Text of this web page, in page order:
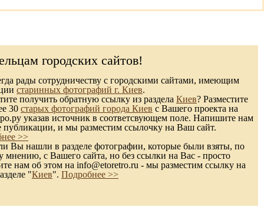
городских сайтов!
рады сотрудничеству с городскими сайтами, имеющим
старинных фотографий г. Киев.
получить обратную ссылку из раздела Киев? Разместите
30 старых фотографий города Киев с Вашего проекта на
указав источник в соответсвующем поле. Напишите нам
публикации, и мы разместим ссылочку на Ваш сайт.
>>
Вы нашли в разделе фотографии, которые были взяты, по
мнению, с Вашего сайта, но без ссылки на Вас - просто
нам об этом на info@etoretro.ru - мы разместим ссылку на
"Киев". Подробнее >>